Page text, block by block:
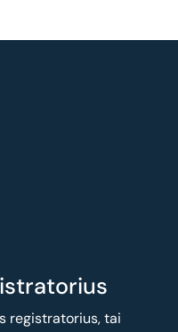
registratorius, tai